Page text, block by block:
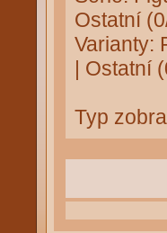
Ostatní
Varianty:
| Ostatní
Typ